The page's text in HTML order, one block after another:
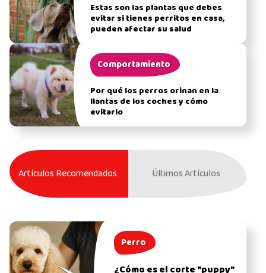
Estas son las plantas que debes
evitar si tienes perritos en casa,
pueden afectar su salud
Comportamiento
Por qué los perros orinan en la
llantas de los coches y cómo
evitarlo
Artículos Recomendados Últimos Artículos
Perro